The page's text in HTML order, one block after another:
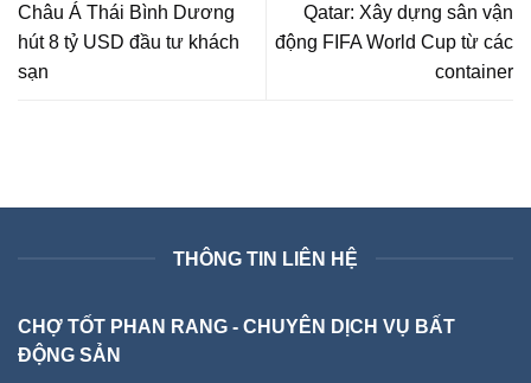
Châu Á Thái Bình Dương
hút 8 tỷ USD đầu tư khách
sạn
Qatar: Xây dựng sân vận
động FIFA World Cup từ các
container
THÔNG TIN LIÊN HỆ
CHỢ TỐT PHAN RANG - CHUYÊN DỊCH VỤ BẤT
ĐỘNG SẢN